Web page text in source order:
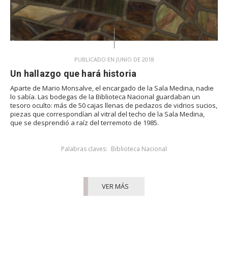
PUBLICADO EN JUNIO DE 2018
Un hallazgo que hará historia
Aparte de Mario Monsalve, el encargado de la Sala Medina, nadie
lo sabía. Las bodegas de la Biblioteca Nacional guardaban un
tesoro oculto: más de 50 cajas llenas de pedazos de vidrios sucios,
piezas que correspondían al vitral del techo de la Sala Medina,
que se desprendió a raíz del terremoto de 1985.
Palabras claves: Biblioteca Nacional
VER MÁS